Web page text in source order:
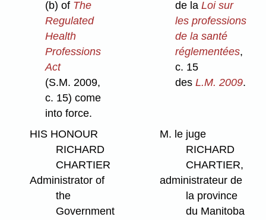
(b) of The
Regulated
Health
Professions
Act
(S.M. 2009,
c. 15) come
into force.
de laLoi sur
les professions
de la santé
réglementées,
c. 15
desL.M. 2009.
HIS HONOUR
RICHARD
CHARTIER
Administrator of
the
Government
M. le juge
RICHARD
CHARTIER,
administrateur de
la province
du Manitoba